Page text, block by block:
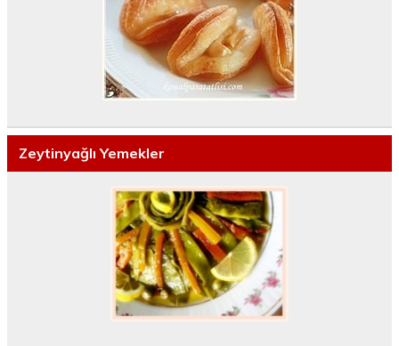
Zeytinyağlı Yemekler